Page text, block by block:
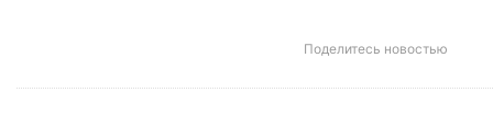
Поделитесь новостью